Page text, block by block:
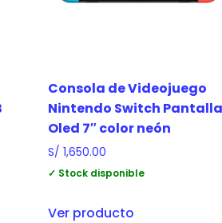
Consola de Videojuego
Nintendo Switch Pantalla
Oled 7″ color neón
S/ 1,650.00
✓ Stock disponible
Ver producto